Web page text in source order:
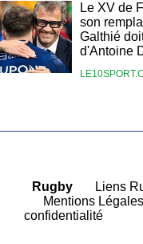
Le XV de
son
Galthié
d'Antoine
Rugby Liens
Mentions Légales
confidentialité